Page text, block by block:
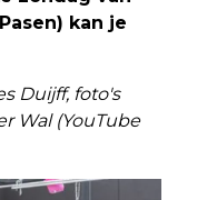
kan je
Duijff, foto's
Wal (YouTube